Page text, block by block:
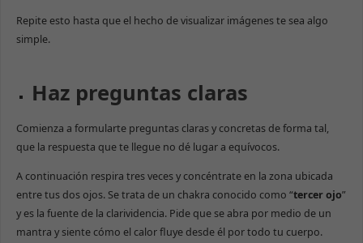
Repite esto hasta que el hecho de visualizar imágenes te sea algo
simple.
Haz preguntas claras
Comienza a formularte preguntas claras y concretas de forma tal,
que la respuesta que te llegue no dé lugar a equívocos.
A continuación respira tres veces y concéntrate en la zona ubicada
entre tus dos ojos. Se trata de un chakra conocido como “tercer ojo”
y es la fuente de la clarividencia. Pide que se abra por medio de un
mantra y siente cómo el calor fluye desde él por todo tu cuerpo.